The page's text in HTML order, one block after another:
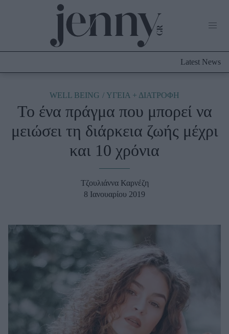
Culture
Fashion
Shopping
Beauty - Ομορφιά
Μαλλιά - Νύχια
Well being
Ψυχολογία
Υγεία + Διατροφή
Latest News
WELL BEING ΥΓΕΙΑ + ΔΙΑΤΡΟΦΗ
Το ένα πράγμα που μπορεί να
μειώσει τη διάρκεια ζωής μέχρι
και 10 χρόνια
Τζουλιάννα Καρνέζη
8 Ιανουαρίου 2019